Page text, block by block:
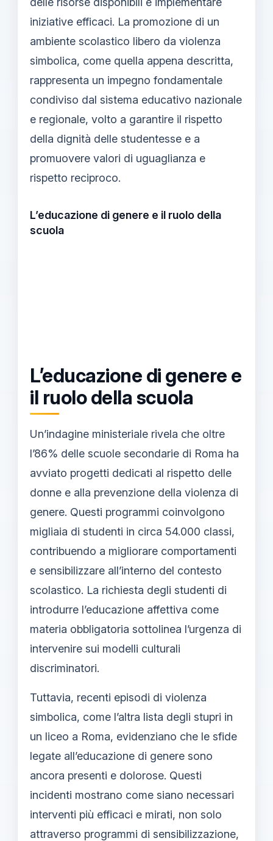
iniziative efficaci. La promozione di un
ambiente scolastico libero da violenza
simbolica, come quella appena descritta,
rappresenta un impegno fondamentale
condiviso dal sistema educativo nazionale
e regionale, volto a garantire il rispetto
della dignità delle studentesse e a
promuovere valori di uguaglianza e
rispetto reciproco.
L’educazione di genere e il ruolo della
scuola
L’educazione di genere e
il ruolo della scuola
Un’indagine ministeriale rivela che oltre
l’86% delle scuole secondarie di Roma ha
avviato progetti dedicati al rispetto delle
donne e alla prevenzione della violenza di
genere. Questi programmi coinvolgono
migliaia di studenti in circa 54.000 classi,
contribuendo a migliorare comportamenti
e sensibilizzare all’interno del contesto
scolastico. La richiesta degli studenti di
introdurre l’educazione affettiva come
materia obbligatoria sottolinea l’urgenza di
intervenire sui modelli culturali
discriminatori.
Tuttavia, recenti episodi di violenza
simbolica, come l’altra lista degli stupri in
un liceo a Roma, evidenziano che le sfide
legate all’educazione di genere sono
ancora presenti e dolorose. Questi
incidenti mostrano come siano necessari
interventi più efficaci e mirati, non solo
attraverso programmi di sensibilizzazione,